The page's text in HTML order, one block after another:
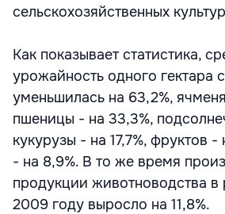
сельскохозяйственных
Как показывает статистика,
урожайность одного гектара
уменьшилась на 63,2%,
пшеницы - на 33,3%,
кукурузы - на 17,7%, фруктов -
- на 8,9%. В то же время
продукции животноводства в
2009 году выросло на 11,8%.